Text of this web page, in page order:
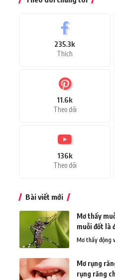
235.3k
Thích
11.6k
Theo dõi
136k
Theo dõi
Bài viết mới
Mơ thấy
muỗi đốt là
Mơ thấy động
Mơ rụng
rụng răng